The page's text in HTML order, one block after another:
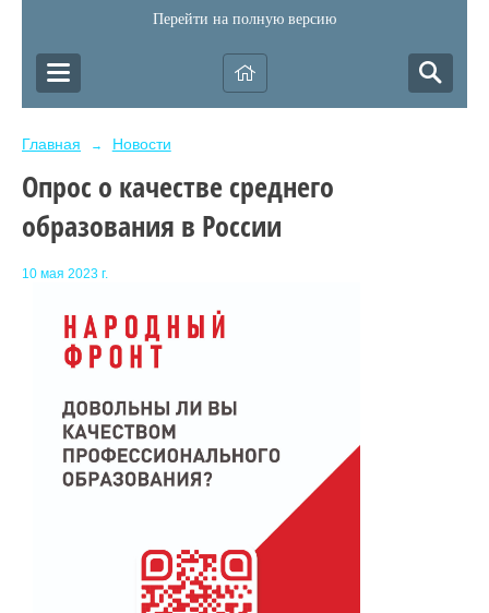
Перейти на полную версию
Главная → Новости
Опрос о качестве среднего
образования в России
10 мая 2023 г.